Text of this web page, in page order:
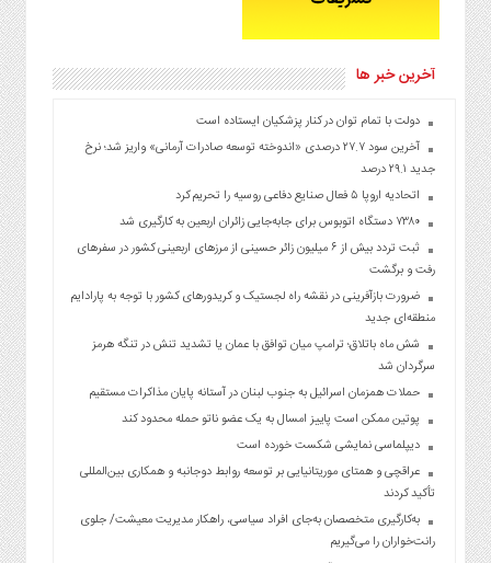
آخرین خبر ها
دولت با تمام توان در کنار پزشکیان ایستاده است
آخرین سود ۲۷.۷ درصدی «اندوخته توسعه صادرات آرمانی» واریز شد؛ نرخ
جدید ۲۹.۱ درصد
اتحادیه اروپا ۵ فعال صنایع دفاعی روسیه را تحریم کرد
۷۳۸۰ دستگاه اتوبوس برای جابه‌جایی زائران اربعین به‌ کارگیری شد
ثبت تردد بیش از ۶ میلیون زائر حسینی از مرزهای اربعینی کشور در سفرهای
رفت و برگشت
ضرورت بازآفرینی در نقشه راه لجستیک و کریدورهای کشور با توجه به پارادایم
منطقه‌ای جدید
شش ماه باتلاق؛ ترامپ میان توافق با عمان یا تشدید تنش در تنگه هرمز
سرگردان شد
حملات همزمان اسرائیل به جنوب لبنان در آستانه پایان مذاکرات مستقیم
پوتین ممکن است پاییز امسال به یک عضو ناتو حمله محدود کند
دیپلماسی نمایشی شکست خورده است
عراقچی و همتای موریتانیایی بر توسعه روابط دوجانبه و همکاری بین‌المللی
تأکید کردند
به‌کارگیری متخصصان به‌جای افراد سیاسی، راهکار مدیریت معیشت/ جلوی
رانت‌خواران را می‌گیریم